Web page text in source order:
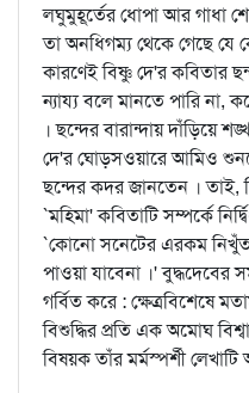
লঘুমুহূর্তের ধোপা আর গাধা
তা অনধিগম্য থেকে গেছে যে
কারণেই বিষ্ণু দে'র কবিতার
ন্যায্য বলে মানতে পারি না,
। ছন্দের বারান্দায় দাঁড়িয়ে
দে'র ঘোড়সওয়ারে আমিও
ছন্দের কদর জানতেন । তাই,
`মহিমা' কবিতাটি সম্পর্কে
`কোনো সনেটের এরকম নিখুঁত
পাওয়া যাবেনা ।'
গর্বিত করে : ক্ষেত্রবিশেষে
বিশুদ্ধির প্রতি এক অমোঘ
বিষয়ক তাঁর মর্মস্পর্শী